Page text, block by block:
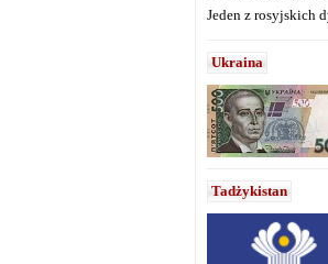
Jeden z rosyjskich
Ukraina
Tadżykistan